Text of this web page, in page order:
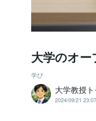
大学のオー
学び
大学教授
2024/09/21 23:07